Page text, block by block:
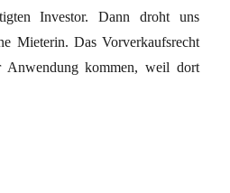
Investor. Dann droht uns
Mieterin. Das Vorverkaufsrecht
Anwendung kommen, weil dort